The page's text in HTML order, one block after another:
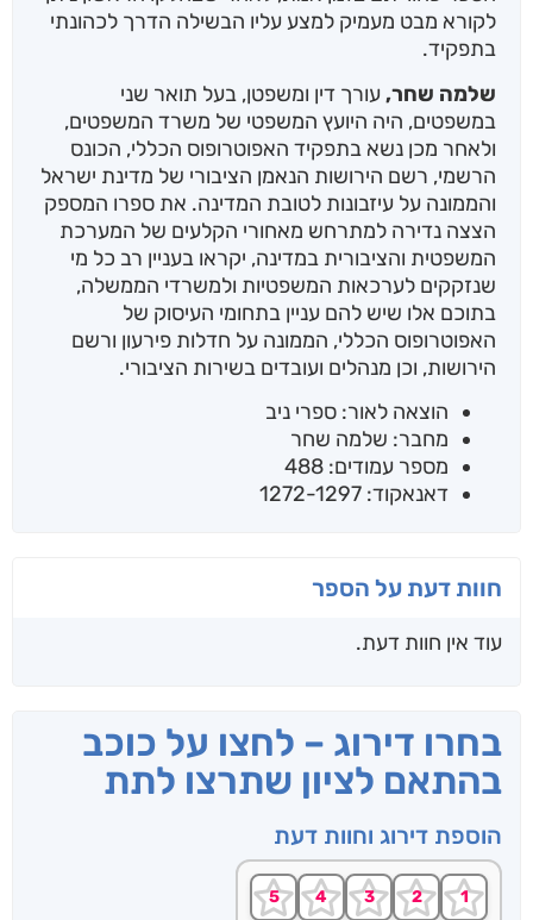
לקורא מבט מעמיק למצע עליו הבשילה הדרך לכהונתי
בתפקיד.
שלמה שחר,עורך דין ומשפטן, בעל תואר שני
במשפטים, היה היועץ המשפטי של משרד המשפטים,
ולאחר מכן נשא בתפקיד האפוטרופוס הכללי, הכונס
הרשמי, רשם הירושות הנאמן הציבורי של מדינת ישראל
והממונה על עיזבונות לטובת המדינה. את ספרו המספק
הצצה נדירה למתרחש מאחורי הקלעים של המערכת
המשפטית והציבורית במדינה, יקראו בעניין רב כל מי
שנזקקים לערכאות המשפטיות ולמשרדי הממשלה,
בתוכם אלו שיש להם עניין בתחומי העיסוק של
האפוטרופוס הכללי, הממונה על חדלות פירעון ורשם
הירושות, וכן מנהלים ועובדים בשירות הציבורי.
הוצאה לאור: ספרי ניב
מחבר: שלמה שחר
מספר עמודים: 488
דאנאקוד: 1272-1297
חוות דעת על הספר
עוד אין חוות דעת.
בחרו דירוג – לחצו על כוכב
בהתאם לציון שתרצו לתת
הוספת דירוג וחוות דעת